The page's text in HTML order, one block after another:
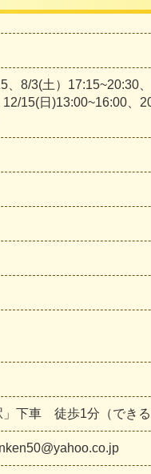
8/3(土）17:15~20:30
15(日)13:00~16:00、
下車 徒歩1分（できる